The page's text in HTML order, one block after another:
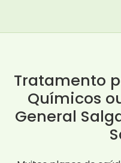
Tratamento
Químicos
General